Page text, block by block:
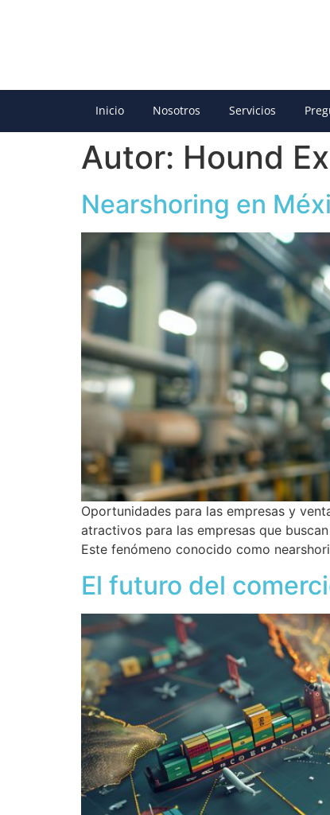
Inicio Nosotros Servicios
Autor: Hound
Nearshoring en
Oportunidades para las empresas y
atractivos para las empresas que
Este fenómeno conocido como
El futuro del